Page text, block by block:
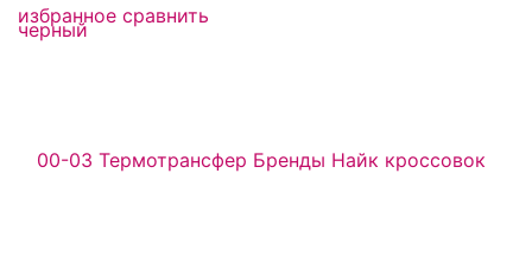
избранное сравнить